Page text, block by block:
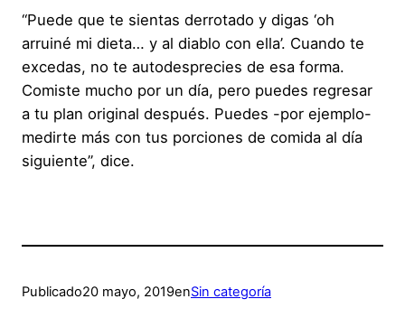
“Puede que te sientas derrotado y digas ‘oh
arruiné mi dieta… y al diablo con ella’. Cuando te
excedas, no te autodesprecies de esa forma.
Comiste mucho por un día, pero puedes regresar
a tu plan original después. Puedes -por ejemplo-
medirte más con tus porciones de comida al día
siguiente”, dice.
Publicado20 mayo, 2019enSin categoría